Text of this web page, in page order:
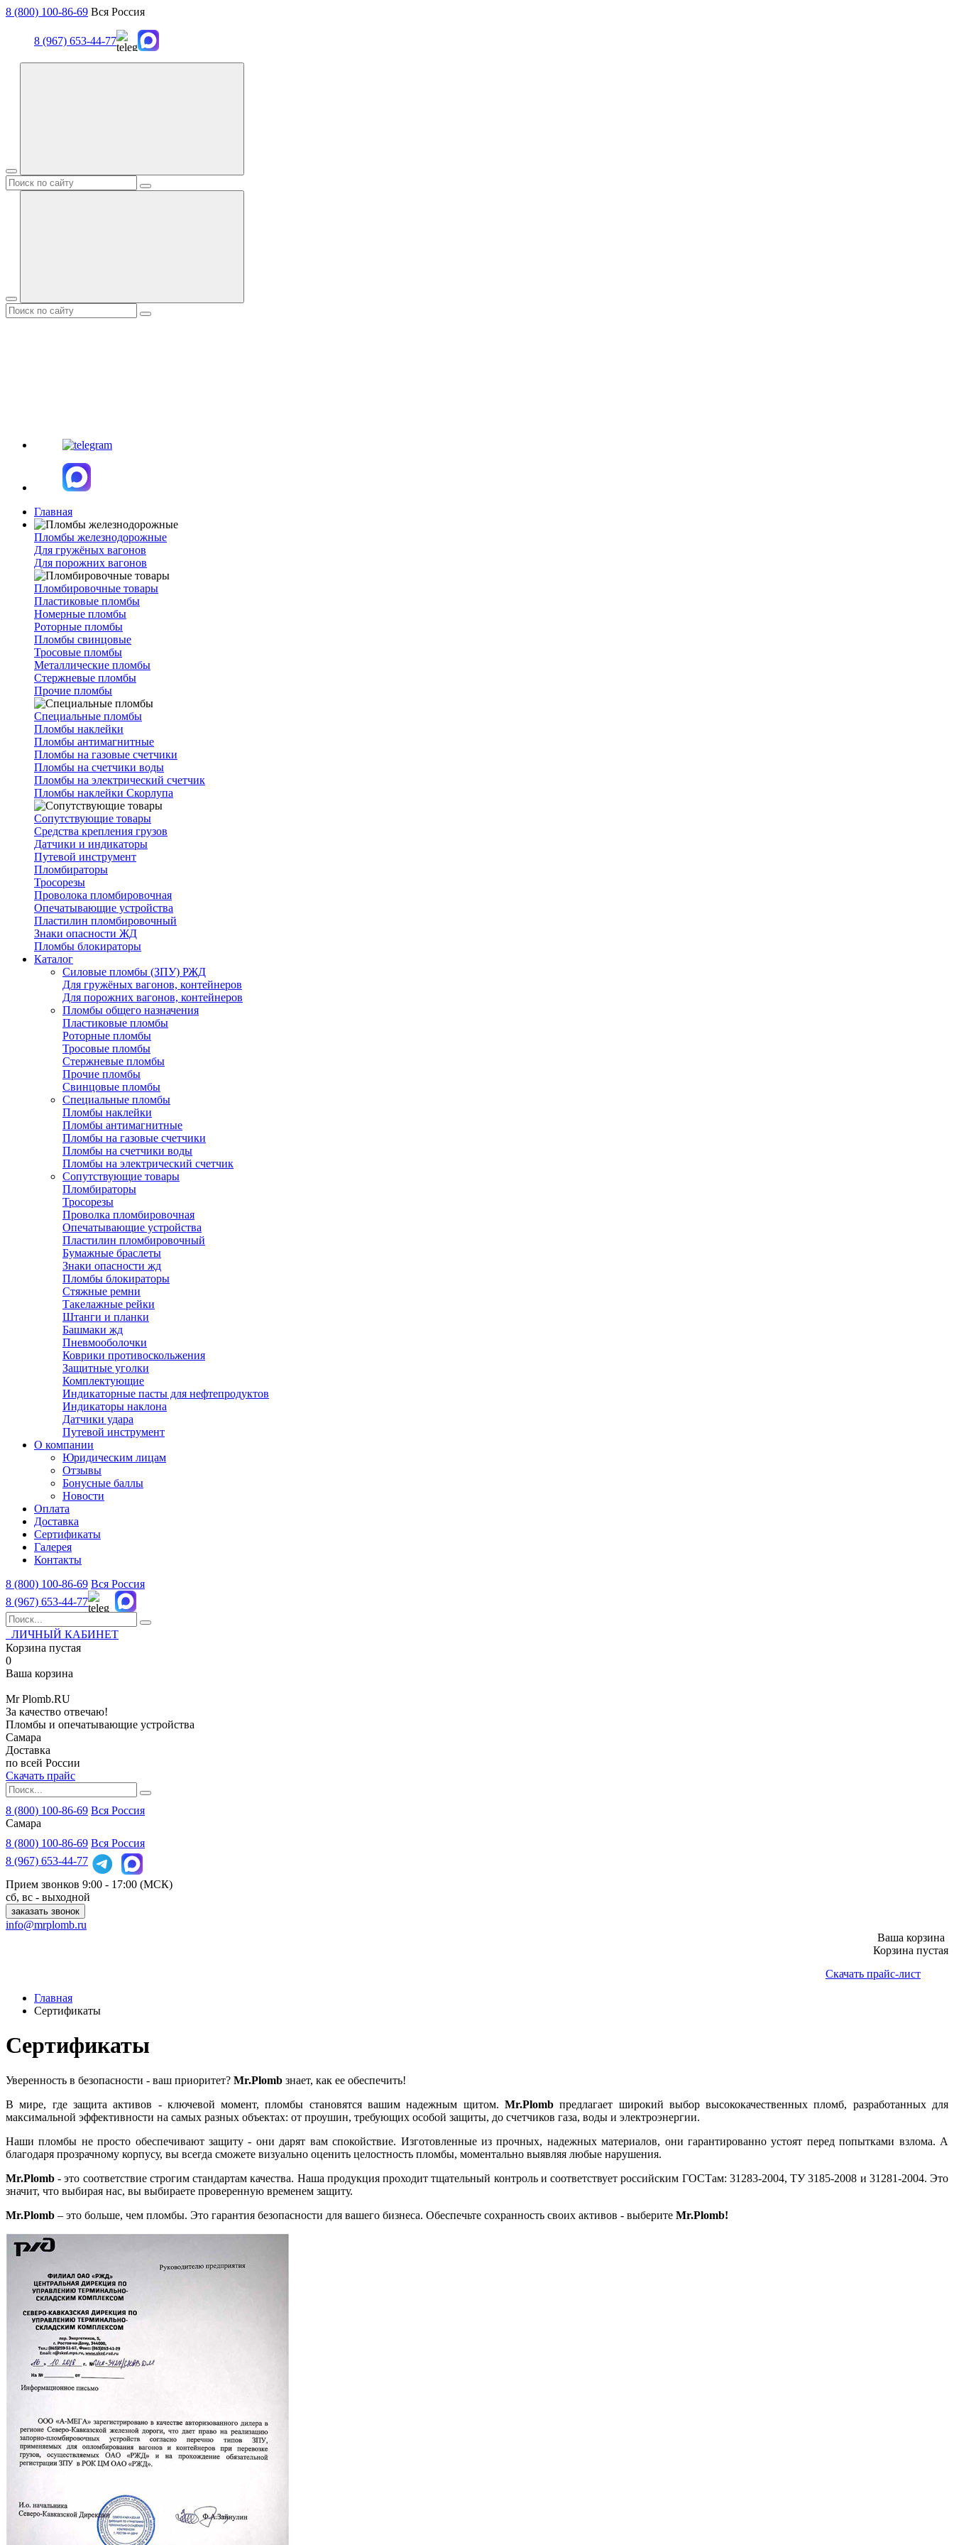
8 (800) 100-86-69 Вся Россия
8 (967) 653-44-77
Главная
Пломбы железнодорожные
Для гружёных вагонов
Для порожних вагонов
Пломбировочные товары
Пластиковые пломбы
Номерные пломбы
Роторные пломбы
Пломбы свинцовые
Тросовые пломбы
Металлические пломбы
Стержневые пломбы
Прочие пломбы
Специальные пломбы
Пломбы наклейки
Пломбы антимагнитные
Пломбы на газовые счетчики
Пломбы на счетчики воды
Пломбы на электрический счетчик
Пломбы наклейки Скорлупа
Сопутствующие товары
Средства крепления грузов
Датчики и индикаторы
Путевой инструмент
Пломбираторы
Тросорезы
Проволока пломбировочная
Опечатывающие устройства
Пластилин пломбировочный
Знаки опасности ЖД
Пломбы блокираторы
Каталог
Силовые пломбы (ЗПУ) РЖД
Для гружёных вагонов, контейнеров
Для порожних вагонов, контейнеров
Пломбы общего назначения
Пластиковые пломбы
Роторные пломбы
Тросовые пломбы
Стержневые пломбы
Прочие пломбы
Свинцовые пломбы
Специальные пломбы
Пломбы наклейки
Пломбы антимагнитные
Пломбы на газовые счетчики
Пломбы на счетчики воды
Пломбы на электрический счетчик
Сопутствующие товары
Пломбираторы
Тросорезы
Проволка пломбировочная
Опечатывающие устройства
Пластилин пломбировочный
Бумажные браслеты
Знаки опасности жд
Пломбы блокираторы
Стяжные ремни
Такелажные рейки
Штанги и планки
Башмаки жд
Пневмооболочки
Коврики противоскольжения
Защитные уголки
Комплектующие
Индикаторные пасты для нефтепродуктов
Индикаторы наклона
Датчики удара
Путевой инструмент
О компании
Юридическим лицам
Отзывы
Бонусные баллы
Новости
Оплата
Доставка
Сертификаты
Галерея
Контакты
8 (800) 100-86-69 Вся Россия
8 (967) 653-44-77
ЛИЧНЫЙ КАБИНЕТ
Корзина пустая
0
Ваша корзина
MrPlomb.RU
За качество отвечаю!
Пломбы и опечатывающие устройства
Самара
Доставка
по всей России
Скачать прайс
8 (800) 100-86-69 Вся Россия
Самара
8 (800) 100-86-69 Вся Россия
8 (967) 653-44-77
Прием звонков 9:00 - 17:00 (МСК)
сб, вс - выходной
заказать звонок
info@mrplomb.ru
Ваша корзина
Корзина пустая
Скачать прайс-лист
Главная
Сертификаты
Сертификаты
Уверенность в безопасности - ваш приоритет? Mr.Plomb знает, как ее обеспечить!
В мире, где защита активов - ключевой момент, пломбы становятся вашим надежным щитом. Mr.Plombпредлагает широкий выбор высококачественных пломб, разработанных для
максимальной эффективности на самых разных объектах: от проушин, требующих особой защиты, до счетчиков газа, воды и электроэнергии.
Наши пломбы не просто обеспечивают защиту - они дарят вам спокойствие. Изготовленные из прочных, надежных материалов, они гарантированно устоят перед попытками взлома. А
благодаря прозрачному корпусу, вы всегда сможете визуально оценить целостность пломбы, моментально выявляя любые нарушения.
Mr.Plomb - это соответствие строгим стандартам качества. Наша продукция проходит тщательный контроль и соответствует российским ГОСТам: 31283-2004, ТУ 3185-2008 и 31281-2004. Это
значит, что выбирая нас, вы выбираете проверенную временем защиту.
Mr.Plomb – это больше, чем пломбы. Это гарантия безопасности для вашего бизнеса. Обеспечьте сохранность своих активов - выберите Mr.Plomb!